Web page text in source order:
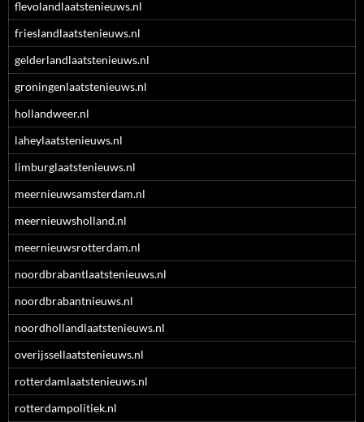
flevolandlaatstenieuws.nl
frieslandlaatstenieuws.nl
gelderlandlaatstenieuws.nl
groningenlaatstenieuws.nl
hollandweer.nl
laheylaatstenieuws.nl
limburglaatstenieuws.nl
meernieuwsamsterdam.nl
meernieuwsholland.nl
meernieuwsrotterdam.nl
noordbrabantlaatstenieuws.nl
noordbrabantnieuws.nl
noordhollandlaatstenieuws.nl
overijssellaatstenieuws.nl
rotterdamlaatstenieuws.nl
rotterdampolitiek.nl